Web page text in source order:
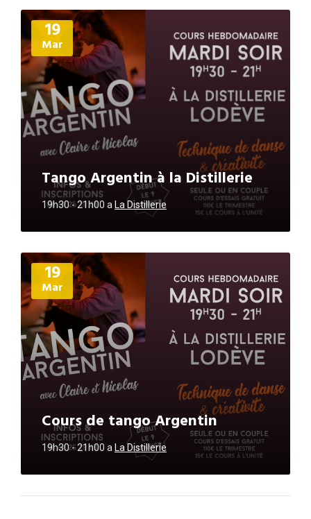
19
Mar
Tango Argentin à la Distillerie
19h30 - 21h00 a La Distillerie
Plus
d'informations
19
Mar
Cours de tango Argentin
19h30 - 21h00 a La Distillerie
Plus
d'informations